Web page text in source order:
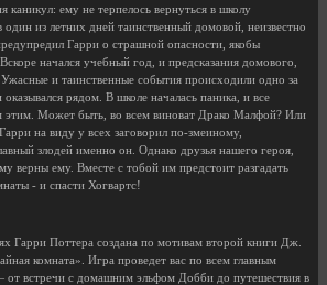
каникул: ему не терпелось вернуться в школу
из летних дней таинственный домовой, неизвестно
Гарри о страшной опасности, якобы
начался учебный год, и предсказания домового,
Ужасные и таинственные события происходили одно за
рядом. В школе началась паника, и все
этим. Может быть, во всем виноват Драко Малфой? Или
на виду у всех заговорил по-змеиному,
злодей именно он. Однако друзья нашего героя,
верны ему. Вместе с тобой им предстоит разгадать
- и спасти Хогвартс!
Гарри Поттера создана по мотивам второй книги Дж.
комната». Игра проведет вас по всем главным
встречи с домашним эльфом Добби до путешествия в